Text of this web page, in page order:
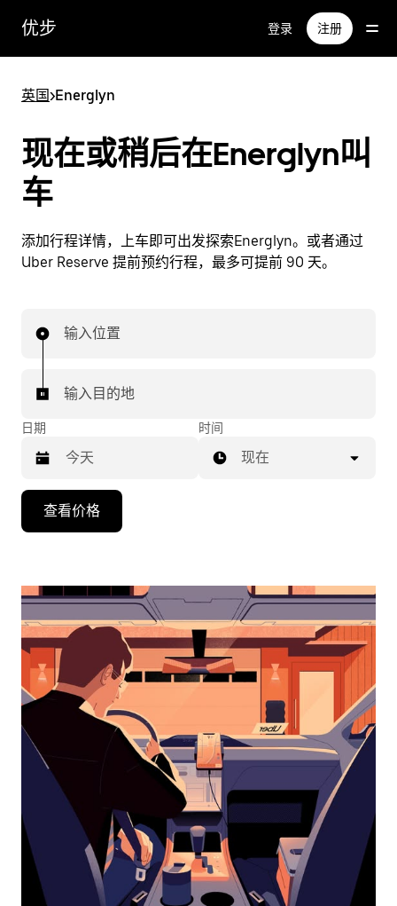
优步 登录 注册
英国>Energlyn
现在或稍后在Energlyn叫
车
添加行程详情，上车即可出发探索Energlyn。或者通过
Uber Reserve 提前预约行程，最多可提前 90 天。
输入位置
输入目的地
日期
向
头
浏
日
并
期。
按
退
时间
现在
查看价格